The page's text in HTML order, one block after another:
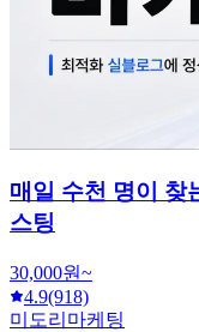
매일 수천 명이 찾
스팅
30,000원~
4.9(918)
미도리마케팅